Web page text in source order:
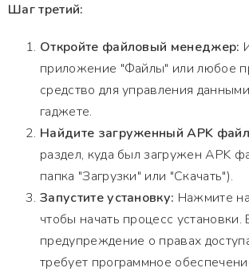
Шаг третий:
Откройте файловый менеджер:
приложение "Файлы" или любое
средство для управления
гаджете.
Найдите загруженный APK
раздел, куда был загружен APK
папка "Загрузки" или "Скачать").
Запустите установку: Нажмите
чтобы начать процесс установки.
предупреждение о правах
требует программное